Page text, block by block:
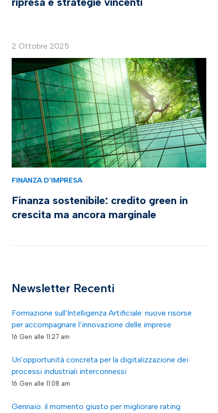
2 Ottobre 2025
FINANZA D'IMPRESA
Finanza sostenibile: credito green in
crescita ma ancora marginale
Newsletter Recenti
Formazione sull’Intelligenza Artificiale: nuove risorse
per accompagnare l’innovazione delle imprese
16 Gen alle 11:27 am
Un’opportunità concreta per la digitalizzazione dei
processi industriali interconnessi
16 Gen alle 11:08 am
Gennaio: il momento giusto per migliorare rating